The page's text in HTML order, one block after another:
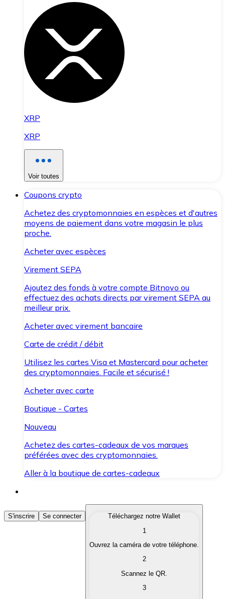
XRP
XRP
Voir toutes
Coupons crypto
Achetez des cryptomonnaies en espèces et d'autres
moyens de paiement dans votre magasin le plus
proche.
Acheter avec espèces
Virement SEPA
Ajoutez des fonds à votre compte Bitnovo ou
effectuez des achats directs par virement SEPA au
meilleur prix.
Acheter avec virement bancaire
Carte de crédit / débit
Utilisez les cartes Visa et Mastercard pour acheter
des cryptomonnaies. Facile et sécurisé !
Acheter avec carte
Boutique - Cartes
Nouveau
Achetez des cartes-cadeaux de vos marques
préférées avec des cryptomonnaies.
Aller à la boutique de cartes-cadeaux
Acheter des Cryptomonnaies
Achetez les cryptomonnaies qui vous intéressent
Convertissez vos cryptomonnaies en monnaie
S'inscrire Se connecter
Téléchargez notre Wallet
1
Ouvrez la caméra de votre téléphone.
2
Scannez le QR.
3